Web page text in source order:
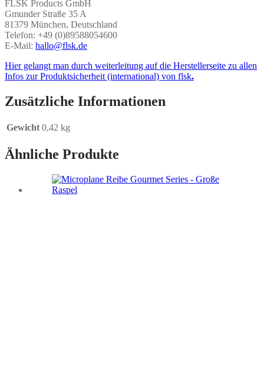
FLSK Products GmbH
Gmunder Straße 35 A
81379 München, Deutschland
Telefon: +49 (0)89588054600
E-Mail: hallo@flsk.de
Hier gelangt man durch weiterleitung auf die Herstellerseite zu allen
Infos zur Produktsicherheit (international) von flsk.
Zusätzliche Informationen
Gewicht 0,42 kg
Ähnliche Produkte